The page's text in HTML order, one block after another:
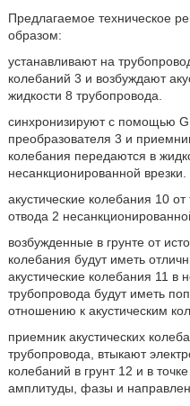
Предлагаемое техническое
образом:
устанавливают на
колебаний 3 и возбуждают
жидкости 8 трубопровода.
синхронизируют с помощью
преобразователя 3 и
колебания передаются в
несанкционированной врезки.
акустические колебания 10
отвода 2
возбужденные в грунте от
колебания будут иметь
акустические колебания 11 в
трубопровода будут иметь
отношению к акустическим
приемник акустических
трубопровода, втыкают
колебаний в грунт 12 и в
амплитуды, фазы и